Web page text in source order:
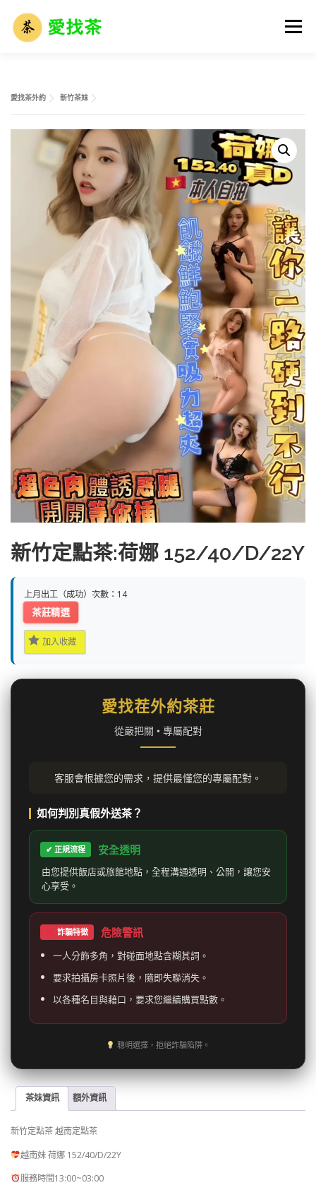
選單
外送茶市場解析 外送茶術語大全
愛找茶外約 新竹茶妹
新竹定點茶:荷娜 152/40/D/22Y
上月出工（成功）次數：14
茶莊精選
加入收藏
愛找茬外約茶莊
從嚴把關 • 專屬配對
客服會根據您的需求，提供最懂您的專屬配對。
如何判別真假外送茶？
✔ 正規流程 安全透明
由您提供飯店或旅館地點，全程溝通透明、公開，讓您安
心享受。
詐騙特徵 危險警訊
一人分飾多角，對碰面地點含糊其詞。
要求拍攝房卡照片後，隨即失聯消失。
以各種名目與藉口，要求您繼續購買點數。
聰明選擇，拒絕詐騙陷阱。
茶妹資訊 額外資訊
新竹定點茶 越南定點茶
越南妹 荷娜 152/40/D/22Y
服務時間13:00~03:00